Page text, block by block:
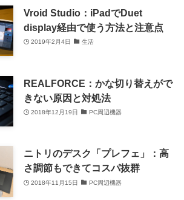
Vroid Studio：iPadでDuet
display経由で使う方法と注意点
2019年2月4日 生活
REALFORCE：かな切り替えがで
きない原因と対処法
2018年12月19日 PC周辺機器
ニトリのデスク「プレフェ」：高
さ調節もできてコスパ抜群
2018年11月15日 PC周辺機器